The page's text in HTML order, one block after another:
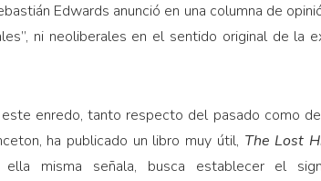
Edwards anunció en una columna de
ni neoliberales en el sentido original de la
enredo, tanto respecto del pasado como
ha publicado un libro muy útil, The Lost
ella misma señala, busca establecer el